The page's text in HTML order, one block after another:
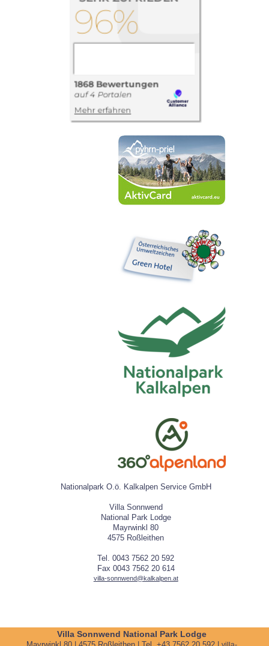
Nationalpark O.ö. Kalkalpen Service GmbH
Villa Sonnwend
National Park Lodge
Mayrwinkl 80
4575 Roßleithen
Tel. 0043 7562 20 592
Fax 0043 7562 20 614
villa-sonnwend@kalkalpen.at
Villa Sonnwend National Park Lodge